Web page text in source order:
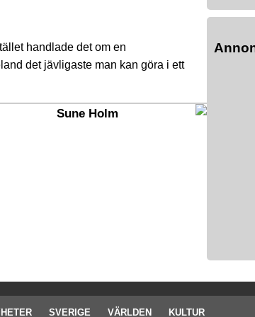
handlade det om en
det jävligaste man kan göra i ett
Sune Holm
SVERIGE VÄRLDEN KULTUR